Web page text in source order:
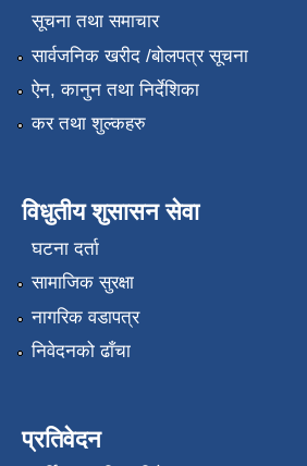
सूचना तथा समाचार
सार्वजनिक खरीद /बोलपत्र सूचना
ऐन, कानुन तथा निर्देशिका
कर तथा शुल्कहरु
विधुतीय शुसासन सेवा
घटना दर्ता
सामाजिक सुरक्षा
नागरिक वडापत्र
निवेदनको ढाँचा
प्रतिवेदन